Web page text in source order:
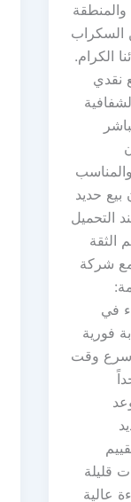
والمنطقة
السكراب
الكرام.
نقدي
بيع حديد
التحميل
الثقة
مع شركة
في
فورية
وقت
قليلة
عالية